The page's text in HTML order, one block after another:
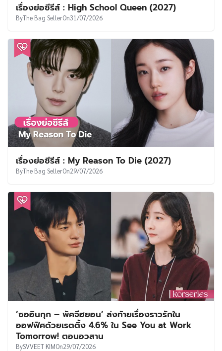
เรื่องย่อซีรีส์ : High School Queen (2027)
ByThe Bag SellerOn31/07/2026
เรื่องย่อซีรีส์ : My Reason To Die (2027)
ByThe Bag SellerOn29/07/2026
‘ซออินกุก – พัคจีฮยอน’ ส่งท้ายเรื่องราวรักใน
ออฟฟิศด้วยเรตติ้ง 4.6% ใน See You at Work
Tomorrow! ตอนอวสาน
BySVVEET KIMOn29/07/2026